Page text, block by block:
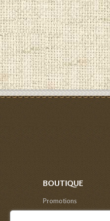
BOUTIQUE
Promotions
Nouveaux produits